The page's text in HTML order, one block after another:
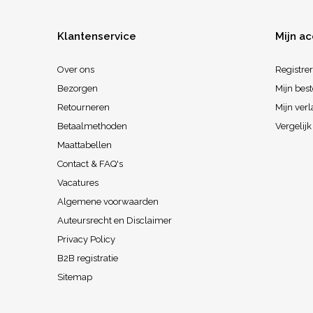
Klantenservice
Over ons
Bezorgen
Retourneren
Betaalmethoden
Maattabellen
Contact & FAQ's
Vacatures
Algemene voorwaarden
Auteursrecht en Disclaimer
Privacy Policy
B2B registratie
Sitemap
Mijn
Mijn
Mijn